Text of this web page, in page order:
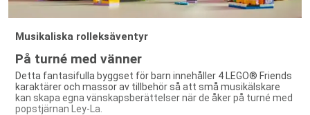
Musikaliska rolleksäventyr
På turné med vänner
Detta fantasifulla byggset för barn innehåller 4 LEGO® Friends
karaktärer och massor av tillbehör så att små musikälskare
kan skapa egna vänskapsberättelser när de åker på turné med
popstjärnan Ley-La.